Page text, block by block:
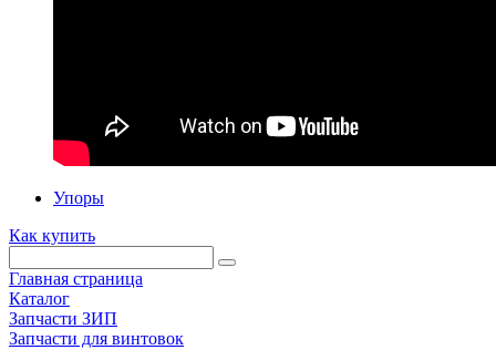
Упоры
Как купить
Главная страница
Каталог
Запчасти ЗИП
Запчасти для винтовок